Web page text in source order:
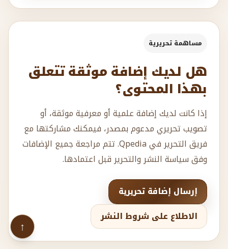
مساهمة تحريرية
هل لديك إضافة موثقة تتعلق
بهذا المحتوى؟
إذا كانت لديك إضافة علمية أو معرفية موثقة، أو
تصويب تحريري مدعوم بمصدر، فيمكنك مشاركتها مع
فريق التحرير في Qpedia. تتم مراجعة جميع الإضافات
وفق سياسة النشر والتحرير قبل اعتمادها.
إرسال إضافة تحريرية
الاطلاع على شروط النشر
↑